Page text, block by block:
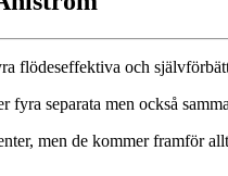
flödeseffektiva och
separata men också
men de kommer framför